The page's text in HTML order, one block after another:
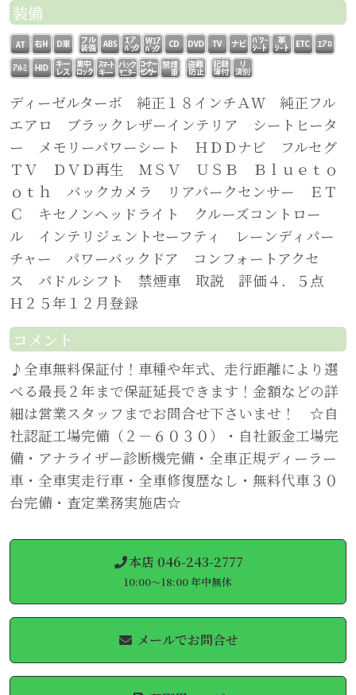
装備
ディーゼルターボ 純正１８インチＡＷ 純正フル
エアロ ブラックレザーインテリア シートヒータ
ー メモリーパワーシート ＨＤＤナビ フルセグ
ＴＶ ＤＶＤ再生 ＭＳＶ ＵＳＢ Ｂｌｕｅｔｏ
ｏｔｈ バックカメラ リアパークセンサー ＥＴ
Ｃ キセノンヘッドライト クルーズコントロー
ル インテリジェントセーフティ レーンディパー
チャー パワーバックドア コンフォートアクセ
ス パドルシフト 禁煙車 取説 評価４．５点
Ｈ２５年１２月登録
コメント
♪全車無料保証付！車種や年式、走行距離により選
べる最長２年まで保証延長できます！金額などの詳
細は営業スタッフまでお問合せ下さいませ！ ☆自
社認証工場完備（２－６０３０）・自社鈑金工場完
備・アナライザー診断機完備・全車正規ディーラー
車・全車実走行車・全車修復歴なし・無料代車３０
台完備・査定業務実施店☆
本店 046-243-2777
10:00～18:00 年中無休
メールでお問合せ